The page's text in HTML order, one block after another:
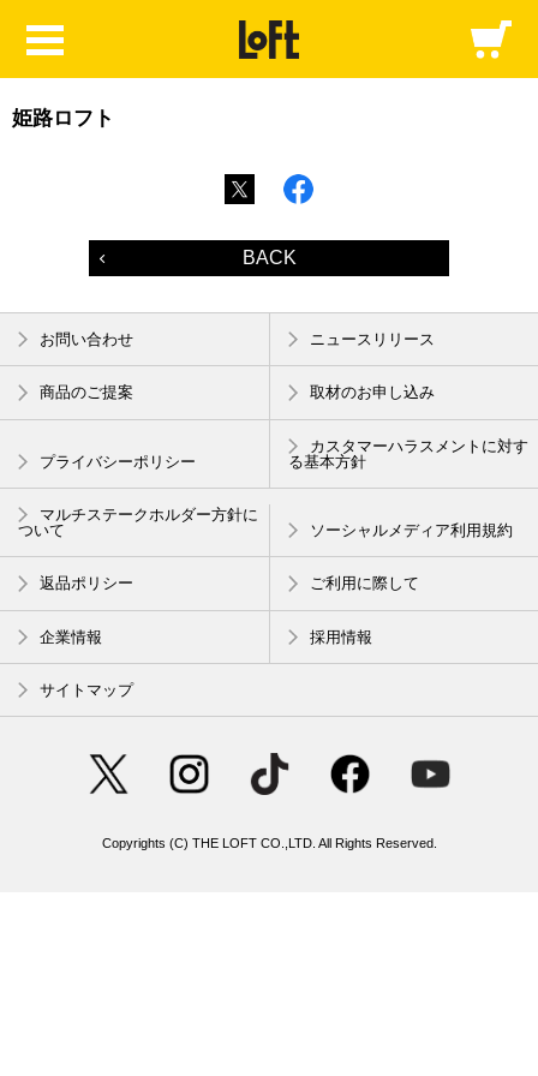
姫路ロフト
BACK
お問い合わせ ニュースリリース
商品のご提案 取材のお申し込み
プライバシーポリシー
カスタマーハラスメントに対す
る基本方針
マルチステークホルダー方針に
ついて
ソーシャルメディア利用規約
返品ポリシー ご利用に際して
企業情報 採用情報
サイトマップ
Copyrights (C) THE LOFT CO.,LTD. All Rights Reserved.